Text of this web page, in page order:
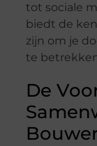
tot sociale
biedt de
zijn om je
te
De